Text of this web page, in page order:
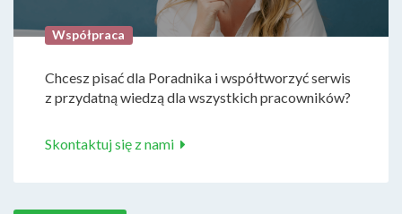
Współpraca
Chcesz pisać dla Poradnika i współtworzyć serwis
z przydatną wiedzą dla wszystkich pracowników?
Skontaktuj się z nami